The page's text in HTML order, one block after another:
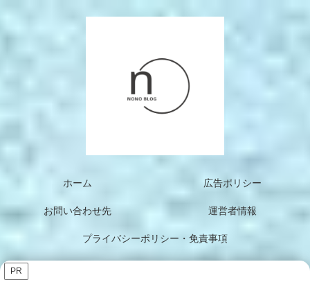
ホーム 広告ポリシー
お問い合わせ先 運営者情報
プライバシーポリシー・免責事項
PR